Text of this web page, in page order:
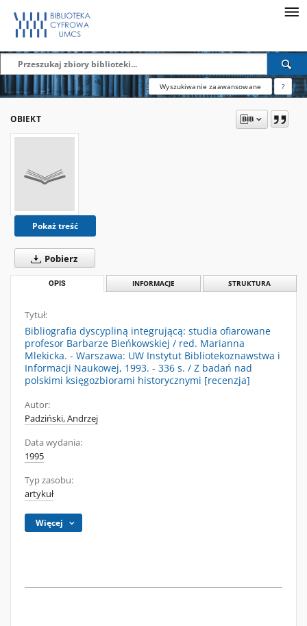
Wyszukiwanie zaawansowane ?
OBIEKT
Pokaż treść
Pobierz
OPIS INFORMACJE STRUKTURA
Tytuł:
Bibliografia dyscypliną integrującą: studia ofiarowane
profesor Barbarze Bieńkowskiej / red. Marianna
Mlekicka. - Warszawa: UW Instytut Bibliotekoznawstwa i
Informacji Naukowej, 1993. - 336 s. / Z badań nad
polskimi księgozbiorami historycznymi [recenzja]
Autor:
Padziński, Andrzej
Data wydania:
1995
Typ zasobu:
artykuł
Więcej